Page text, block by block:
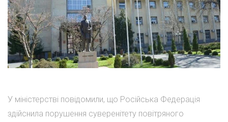
У міністерстві повідомили, що Російська Федерація
здійснила порушення суверенітету повітряного